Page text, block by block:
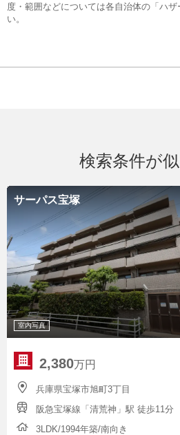
度・範囲などについては各自治体の「ハ
い。
検索条件が
サーパス宝塚
室内写真
2,380万円
兵庫県宝塚市旭町3丁目
阪急宝塚線「清荒神」駅 徒歩11分
3LDK/1994年築/南向き